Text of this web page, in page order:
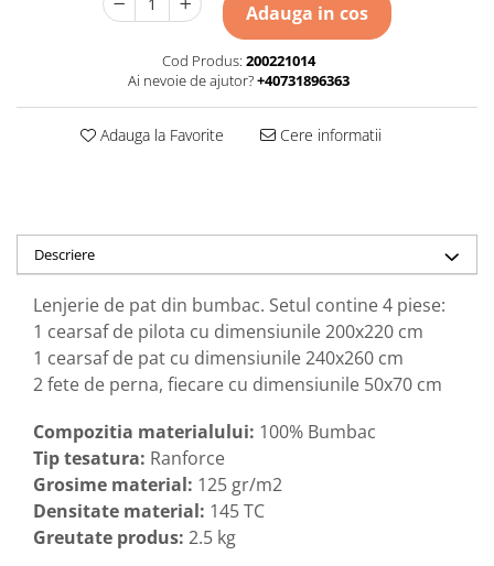
Adauga in cos
Cod Produs: 200221014
Ai nevoie de ajutor?+40731896363
Adauga la Favorite Cere informatii
Descriere
Lenjerie de pat din bumbac. Setul contine 4 piese:
1 cearsaf de pilota cu dimensiunile 200x220 cm
1 cearsaf de pat cu dimensiunile 240x260 cm
2 fete de perna, fiecare cu dimensiunile 50x70 cm
Compozitia materialului: 100% Bumbac
Tip tesatura: Ranforce
Grosime material: 125 gr/m2
Densitate material: 145 TC
Greutate produs: 2.5 kg